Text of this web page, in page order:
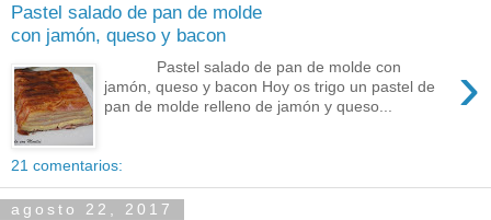
Pastel salado de pan de molde
con jamón, queso y bacon
›
Pastel salado de pan de molde con
jamón, queso y bacon Hoy os trigo un pastel de
pan de molde relleno de jamón y queso...
21 comentarios:
agosto 22, 2017